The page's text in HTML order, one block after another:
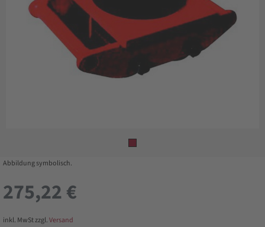
Abbildung symbolisch.
275,22 €
inkl. MwSt zzgl.Versand